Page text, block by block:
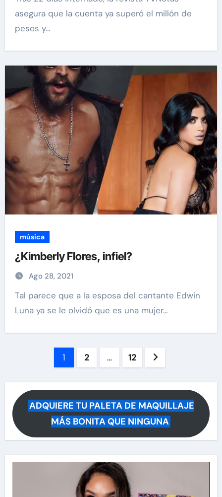
asegura que la cuenta ya superó el millón de
pesos y…
música
¿Kimberly Flores, infiel?
Ago 28, 2021
Tal parece que a la esposa del cantante Edwin
Luna ya se le olvidó que es una mujer…
Paginación
entradas
1 2 … 12
ADQUIERE TU PALETA DE MAQUILLAJE
MÁS BONITA QUE NINGUNA